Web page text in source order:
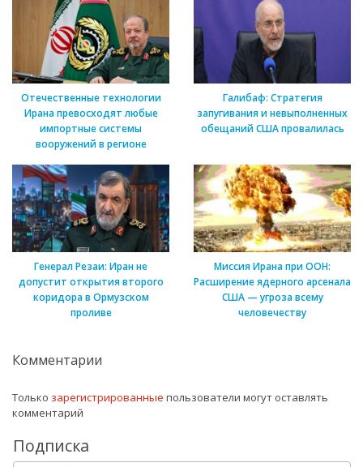
Отечественные технологии
Ирана превосходят любые
импортные системы
вооружений в регионе
Галибаф: Стратегия
запугивания и невыполненных
обещаний США провалилась
Генерал Резаи: Иран не
допустит открытия второго
коридора в Ормузском
проливе
Миссия Ирана при ООН:
Расширение ядерного арсенала
США — угроза всему
человечеству
Комментарии
Только зарегистрированные пользователи могут оставлять
комментарий
Подписка